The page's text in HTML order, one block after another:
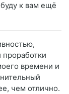
к вам ещё
проработки
времени и
чем отлично.